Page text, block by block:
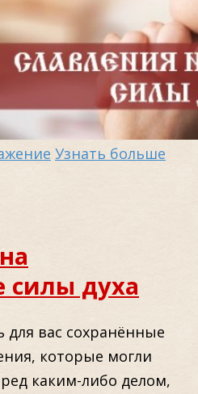
Узнать больше
силы духа
вас сохранённые
которые могли
каким-либо делом,